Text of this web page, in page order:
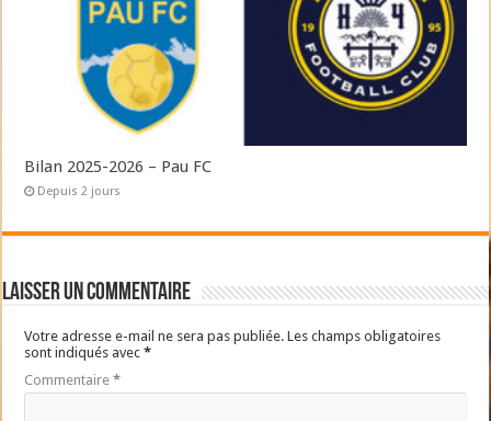
Bilan 2025-2026 – Pau FC
Depuis 2 jours
Laisser un commentaire
Votre adresse e-mail ne sera pas publiée. Les champs obligatoires
sont indiqués avec*
Commentaire*